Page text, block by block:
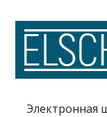
Электронная